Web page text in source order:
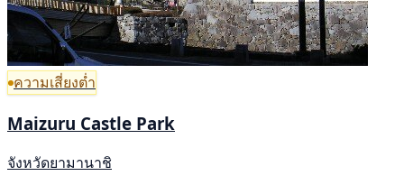
ความเสี่ยงต่ำ
Maizuru Castle Park
จังหวัดยามานาชิ